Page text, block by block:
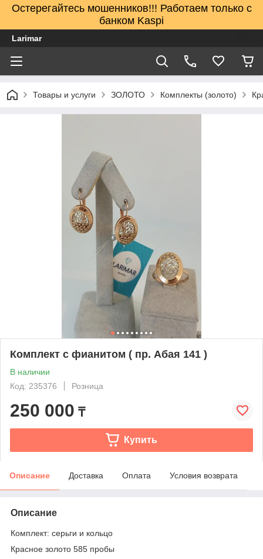
Остерегайтесь мошенников!!! Работаем только с
банком Kaspi
Larimar
Товары и услуги ЗОЛОТО Комплекты (золото)
Комплект с фианитом ( пр. Абая 141 )
В наличии
Код: 235376
Розница
250 000 ₸
Купить
Описание Доставка Оплата Условия возврата
Описание
Комплект: серьги и кольцо
Красное золото 585 пробы